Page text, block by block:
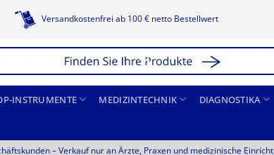
Versandkostenfrei ab 100 € netto Bestellwert
INSTRUMENTE MEDIZINTECHNIK DIAGNOSTIKA
–Verkauf nur an Ärzte, Praxen und medizinische